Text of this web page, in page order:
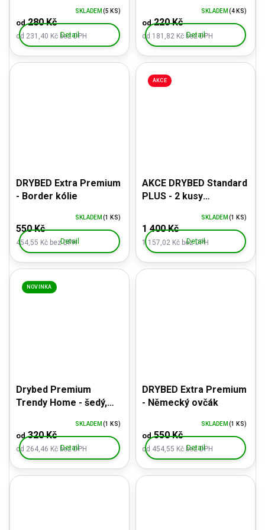
od 231,40 Kč bez DPH
od280 Kč
SKLADEM (5 KS)
Detail od 181,82 Kč bez DPH
od220 Kč
SKLADEM (4 KS)
Detail
DRYBED Extra Premium
- Border kólie
454,55 Kč bez DPH
550 Kč
SKLADEM (1 KS)
Detail
AKCE
AKCE DRYBED Standard
PLUS - 2 kusy
1 157,02 Kč bez DPH
1 400 Kč
SKLADEM (1 KS)
Detail
NOVINKA
Drybed Premium
Trendy Home - šedý,
od 264,46 Kč bez DPH
od320 Kč
SKLADEM (1 KS)
Detail
DRYBED Extra Premium
- Německý ovčák
od 454,55 Kč bez DPH
od550 Kč
SKLADEM (1 KS)
Detail